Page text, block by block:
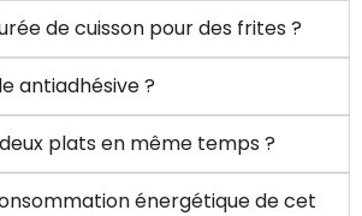
de cuisson pour des frites ?
antiadhésive ?
plats en même temps ?
énergétique de cet